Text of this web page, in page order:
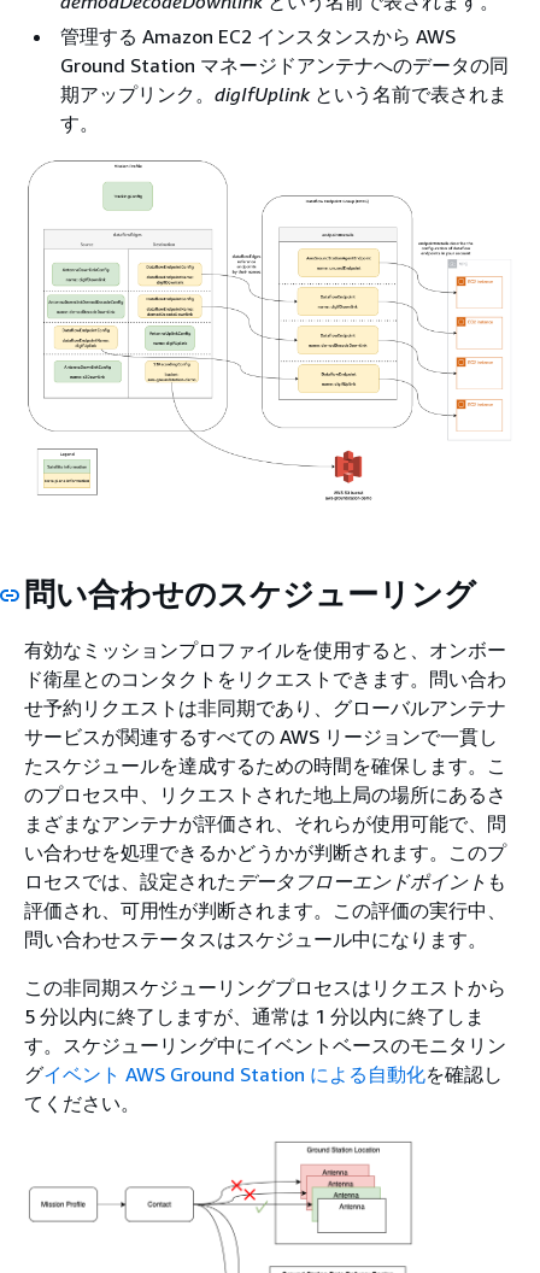
管理する Amazon EC2 インスタンスから AWS
Ground Station マネージドアンテナへのデータの同
期アップリンク。 digIfUplinkという名前で表されま
す。
問い合わせのスケジューリング
有効なミッションプロファイルを使用すると、オンボー
ド衛星とのコンタクトをリクエストできます。問い合わ
せ予約リクエストは非同期であり、グローバルアンテナ
サービスが関連するすべての AWS リージョンで一貫し
たスケジュールを達成するための時間を確保します。こ
のプロセス中、リクエストされた地上局の場所にあるさ
まざまなアンテナが評価され、それらが使用可能で、問
い合わせを処理できるかどうかが判断されます。このプ
ロセスでは、設定された データフローエンドポイント も
評価され、可用性が判断されます。この評価の実行中、
問い合わせステータスはスケジュール中になります。
この非同期スケジューリングプロセスはリクエストから
5 分以内に終了しますが、通常は 1 分以内に終了しま
す。スケジューリング中にイベントベースのモニタリン
グイベント AWS Ground Station による自動化を確認し
てください。